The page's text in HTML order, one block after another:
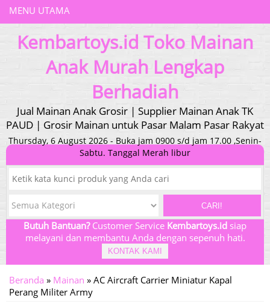
MENU UTAMA
Kembartoys.id Toko Mainan
Anak Murah Lengkap
Berhadiah
Jual Mainan Anak Grosir | Supplier Mainan Anak TK
PAUD | Grosir Mainan untuk Pasar Malam Pasar Rakyat
Thursday, 6 August 2026 - Buka jam 0900 s/d jam 17.00 ,Senin-
Sabtu. Tanggal Merah libur
CARI!
Butuh Bantuan?Customer Service Kembartoys.id siap
melayani dan membantu Anda dengan sepenuh hati.
KONTAK KAMI
Beranda » Mainan » AC Aircraft Carrier Miniatur Kapal
Perang Militer Army